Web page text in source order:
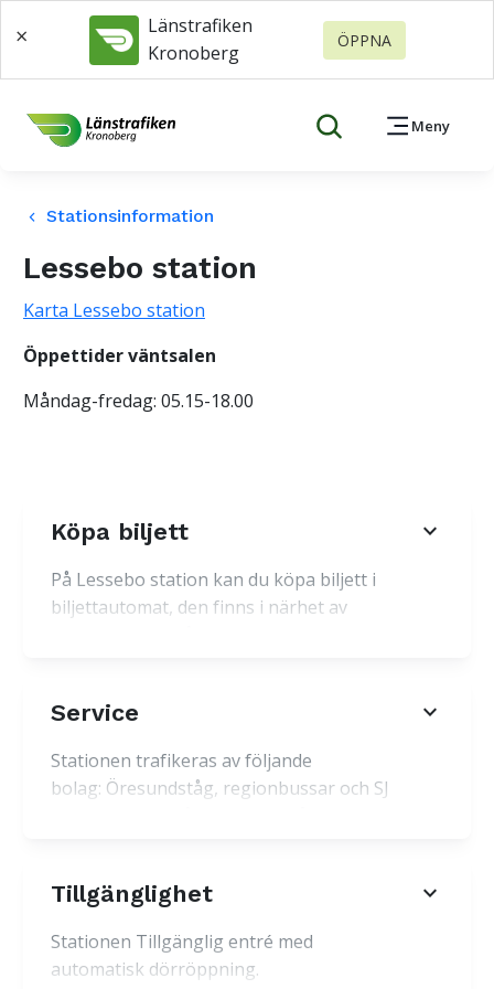
×
Länstrafiken
Kronoberg
ÖPPNA
Meny
keyboard_arrow_left Stationsinformation
Lessebo station
Karta Lessebo station
Öppettider väntsalen
Måndag-fredag: 05.15-18.00
Köpa biljett
På Lessebo station kan du köpa biljett i
biljettautomat, den finns i närhet av
expand_more
Service
Stationen trafikeras av följande
bolag: Öresundståg, regionbussar och SJ
spåren
expand_more
Tillgänglighet
Stationen Tillgänglig entré med
automatisk dörröppning.
expand_more